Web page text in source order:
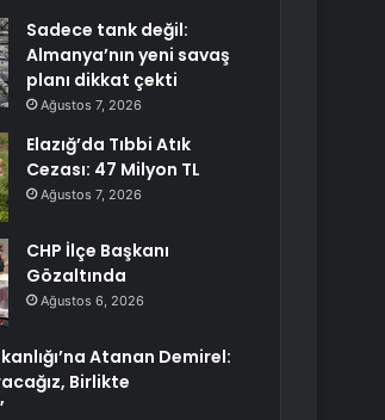
Sadece tank değil:
Almanya’nın yeni savaş
planı dikkat çekti
Ağustos 7, 2026
Elazığ’da Tıbbi Atık
Cezası: 47 Milyon TL
Ağustos 7, 2026
CHP İlçe Başkanı
Gözaltında
Ağustos 6, 2026
Atanan Demirel:
Birlikte